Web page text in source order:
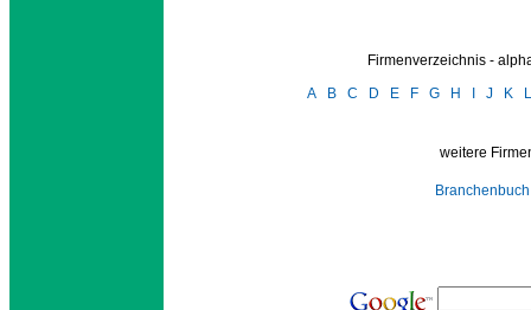
Firmenverzeichnis -
A
B C D E F G H J K L
weitere